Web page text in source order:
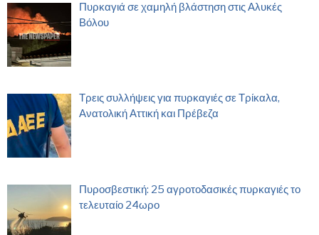
Πυρκαγιά σε χαμηλή βλάστηση στις Αλυκές
Βόλου
Τρεις συλλήψεις για πυρκαγιές σε Τρίκαλα,
Ανατολική Αττική και Πρέβεζα
Πυροσβεστική: 25 αγροτοδασικές πυρκαγιές το
τελευταίο 24ωρο